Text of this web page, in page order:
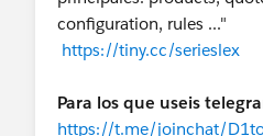
Group, Valencia, ES @*
Marketing Cloud - Español,
@Developer Group,
configuration, rules ..."
https://tiny.cc/serieslex
Para los que useis
https://t.me/joinchat/